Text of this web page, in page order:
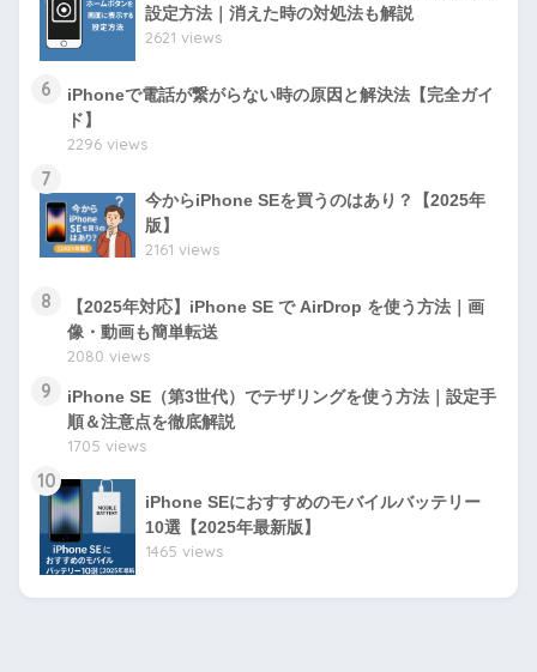
設定方法｜消えた時の対処法も解説
2621 views
6
iPhoneで電話が繋がらない時の原因と解決法【完全ガイ
ド】
2296 views
7
今からiPhone SEを買うのはあり？【2025年
版】
2161 views
8
【2025年対応】iPhone SE で AirDrop を使う方法｜画
像・動画も簡単転送
2080 views
9
iPhone SE（第3世代）でテザリングを使う方法｜設定手
順＆注意点を徹底解説
1705 views
10
iPhone SEにおすすめのモバイルバッテリー
10選【2025年最新版】
1465 views